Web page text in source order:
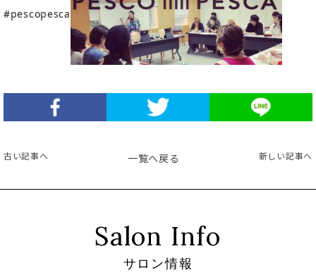
#pescopesca
古い記事へ 一覧へ戻る 新しい記事へ
Salon Info
サロン情報